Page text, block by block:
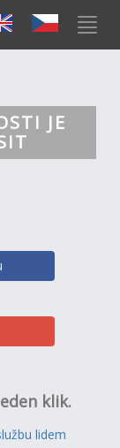
JE
klik.
lidem